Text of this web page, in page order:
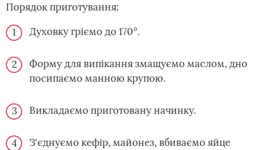
Порядок приготування:
Духовку гріємо до 170°.
Форму для випікання змащуємо маслом, дно
посипаємо манною крупою.
Викладаємо приготовану начинку.
З'єднуємо кефір, майонез, вбиваємо яйце